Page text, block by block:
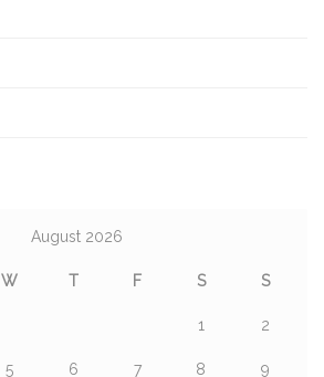
August 2026
W T F S S
1 2
5 6 7 8 9